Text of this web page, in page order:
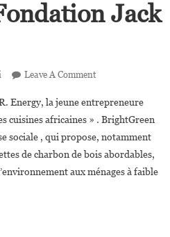
Jack
Leave A CommentOn
Lesan
Lauréate
Du
Prix
Africa’s
Energy, la jeune entrepreneure
cuisines africaines » . BrightGreen
sociale , qui propose, notamment
de charbon de bois abordables,
aux ménages à faible